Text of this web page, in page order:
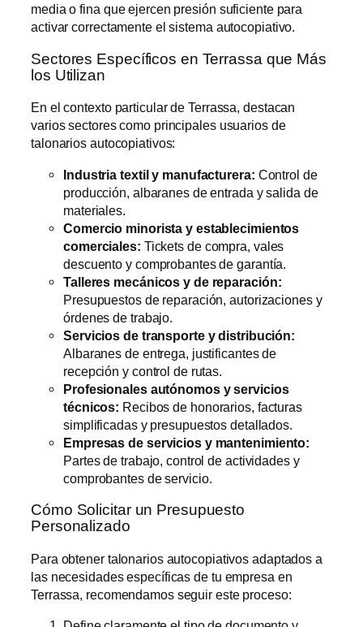
media o fina que ejercen presión suficiente para
activar correctamente el sistema autocopiativo.
Sectores Específicos en Terrassa que Más
los Utilizan
En el contexto particular de Terrassa, destacan
varios sectores como principales usuarios de
talonarios autocopiativos:
Industria textil y manufacturera: Control de
producción, albaranes de entrada y salida de
materiales.
Comercio minorista y establecimientos
comerciales: Tickets de compra, vales
descuento y comprobantes de garantía.
Talleres mecánicos y de reparación:
Presupuestos de reparación, autorizaciones y
órdenes de trabajo.
Servicios de transporte y distribución:
Albaranes de entrega, justificantes de
recepción y control de rutas.
Profesionales autónomos y servicios
técnicos: Recibos de honorarios, facturas
simplificadas y presupuestos detallados.
Empresas de servicios y mantenimiento:
Partes de trabajo, control de actividades y
comprobantes de servicio.
Cómo Solicitar un Presupuesto
Personalizado
Para obtener talonarios autocopiativos adaptados a
las necesidades específicas de tu empresa en
Terrassa, recomendamos seguir este proceso: